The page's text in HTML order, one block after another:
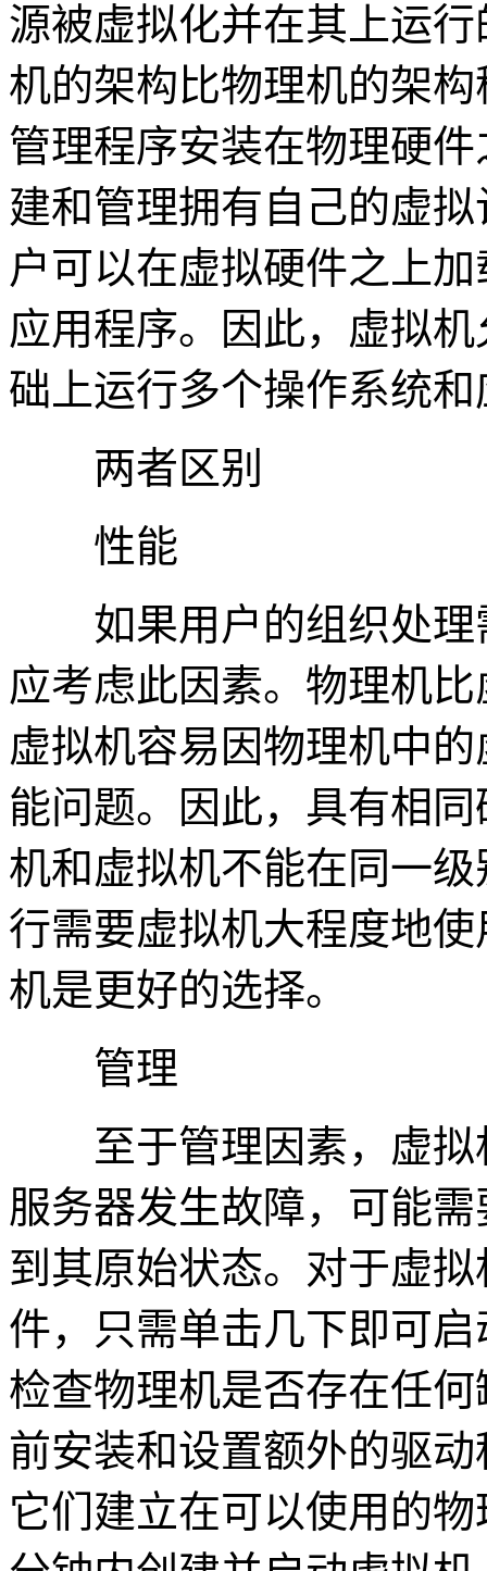
源被虚拟化并在其上运
机的架构比物理机的架
管理程序安装在物理硬
建和管理拥有自己的虚
户可以在虚拟硬件之上
应用程序。因此，虚拟
础上运行多个操作系统
两者区别
性能
如果用户的组织处理
应考虑此因素。物理机
虚拟机容易因物理机中
能问题。因此，具有相
机和虚拟机不能在同一
行需要虚拟机大程度地
机是更好的选择。
管理
至于管理因素，虚拟
服务器发生故障，可能
到其原始状态。对于虚
件，只需单击几下即可
检查物理机是否存在任
前安装和设置额外的驱
它们建立在可以使用的